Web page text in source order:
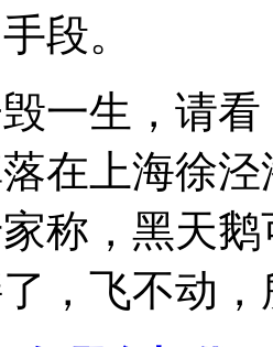
段。
一生，请
在上海徐
称，黑天
，飞不动